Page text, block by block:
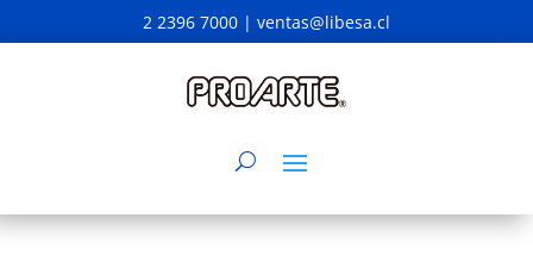
2 2396 7000 | ventas@libesa.cl